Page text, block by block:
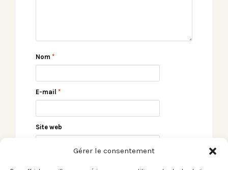
Gérer le consentement
Nom *
E-mail *
Site web